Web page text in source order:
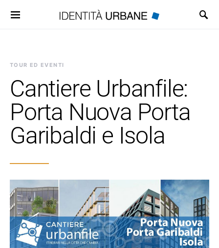
Search for:
TOUR ED EVENTI
Cantiere Urbanfile:
Porta Nuova Porta
Garibaldi e Isola